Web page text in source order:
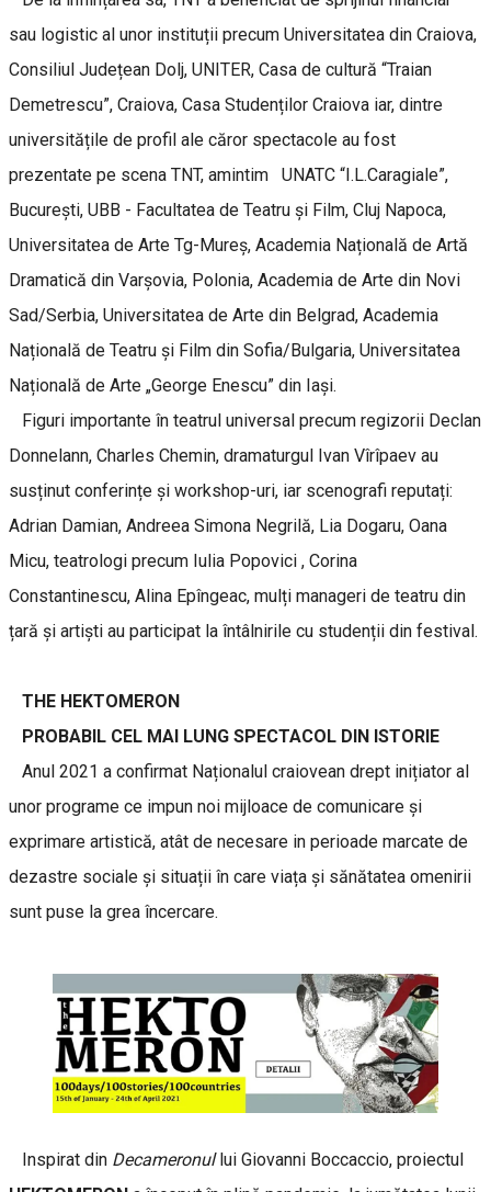
sau logistic al unor instituții precum Universitatea din Craiova,
Consiliul Județean Dolj, UNITER, Casa de cultură “Traian
Demetrescu”, Craiova, Casa Studenților Craiova iar, dintre
universitățile de profil ale căror spectacole au fost
prezentate pe scena TNT, amintim UNATC “I.L.Caragiale”,
București, UBB - Facultatea de Teatru și Film, Cluj Napoca,
Universitatea de Arte Tg-Mureș, Academia Națională de Artă
Dramatică din Varșovia, Polonia, Academia de Arte din Novi
Sad/Serbia, Universitatea de Arte din Belgrad, Academia
Națională de Teatru și Film din Sofia/Bulgaria, Universitatea
Națională de Arte „George Enescu” din Iași.
Figuri importante în teatrul universal precum regizorii Declan
Donnelann, Charles Chemin, dramaturgul Ivan Vîrîpaev au
susținut conferințe și workshop-uri, iar scenografi reputați:
Adrian Damian, Andreea Simona Negrilă, Lia Dogaru, Oana
Micu, teatrologi precum Iulia Popovici , Corina
Constantinescu, Alina Epîngeac, mulți manageri de teatru din
țară și artiști au participat la întâlnirile cu studenții din festival.
THE HEKTOMERON
PROBABIL CEL MAI LUNG SPECTACOL DIN ISTORIE
Anul 2021 a confirmat Naționalul craiovean drept inițiator al
unor programe ce impun noi mijloace de comunicare și
exprimare artistică, atât de necesare in perioade marcate de
dezastre sociale și situații în care viața și sănătatea omenirii
sunt puse la grea încercare.
Inspirat din Decameronullui Giovanni Boccaccio, proiectul